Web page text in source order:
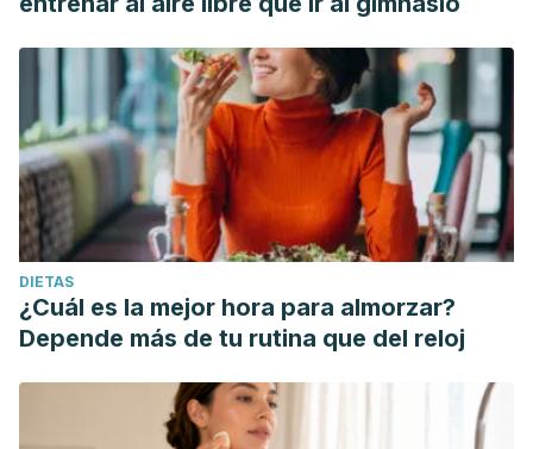
DIETAS
¿Cuál es la mejor hora para almorzar?
Depende más de tu rutina que del reloj